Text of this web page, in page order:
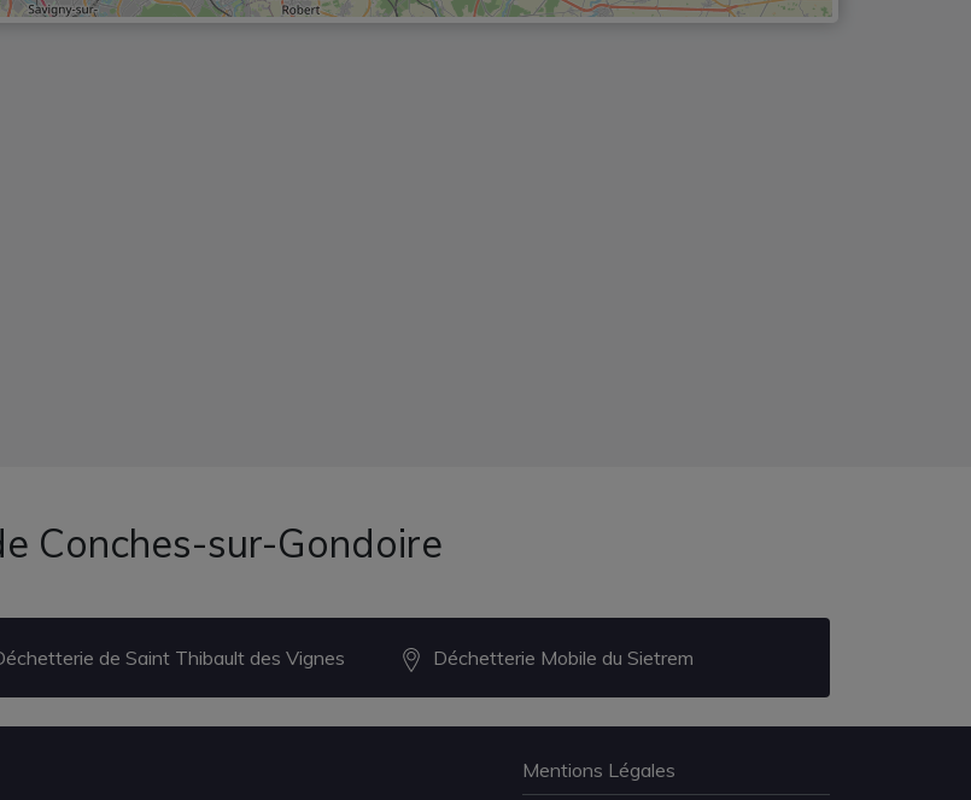
Conches-sur-Gondoire
de Saint Thibault des Vignes Déchetterie Mobile du Sietrem
Mentions Légales